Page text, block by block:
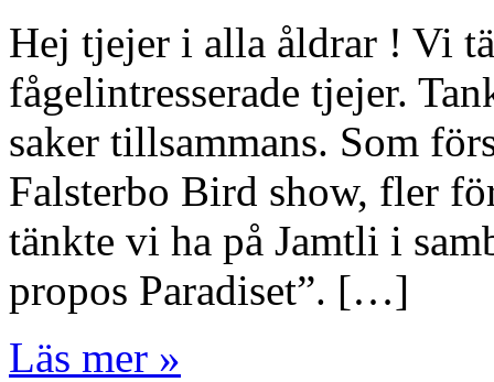
Hej tjejer i alla åldrar ! Vi
fågelintresserade tjejer.
saker tillsammans. Som
Falsterbo Bird show, fler
tänkte vi ha på Jamtli i
propos Paradiset”. […]
Läs mer »